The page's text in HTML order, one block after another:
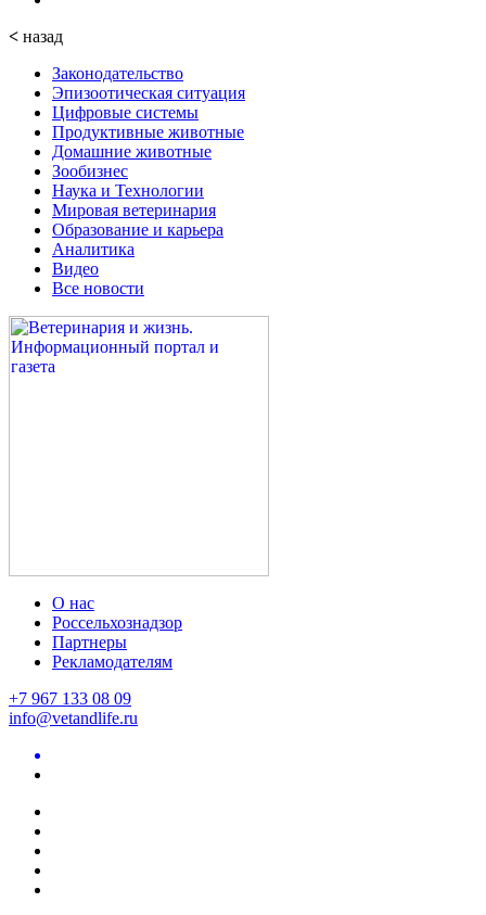
< назад
Законодательство
Эпизоотическая ситуация
Цифровые системы
Продуктивные животные
Домашние животные
Зообизнес
Наука и Технологии
Мировая ветеринария
Образование и карьера
Аналитика
Видео
Все новости
О нас
Россельхознадзор
Партнеры
Рекламодателям
+7 967 133 08 09
info@vetandlife.ru